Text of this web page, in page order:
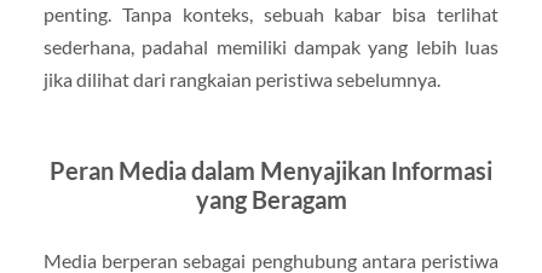
penting. Tanpa konteks, sebuah kabar bisa terlihat
sederhana, padahal memiliki dampak yang lebih luas
jika dilihat dari rangkaian peristiwa sebelumnya.
Peran Media dalam Menyajikan Informasi
yang Beragam
Media berperan sebagai penghubung antara peristiwa